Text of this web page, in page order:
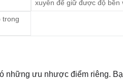
xuyên để giữ được độ bền
trong
những ưu nhược điểm riêng.